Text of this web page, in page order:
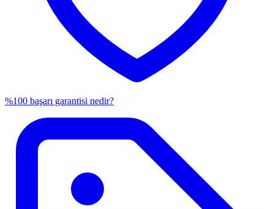
%100 başarı garantisi nedir?